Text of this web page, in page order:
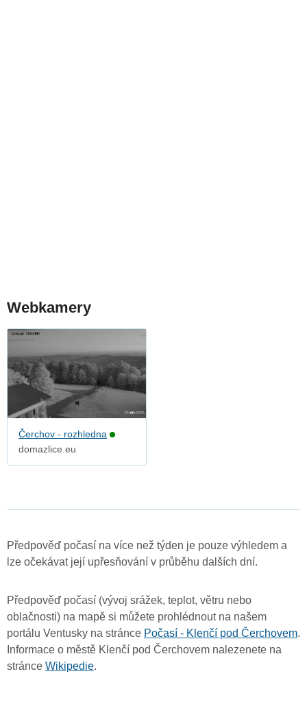
Webkamery
Čerchov - rozhledna
domazlice.eu
Předpověď počasí na více než týden je pouze výhledem a
lze očekávat její upřesňování v průběhu dalších dní.
Předpověď počasí (vývoj srážek, teplot, větru nebo
oblačnosti) na mapě si můžete prohlédnout na našem
portálu Ventusky na stránce Počasí - Klenčí pod Čerchovem.
Informace o městě Klenčí pod Čerchovem nalezenete na
stránce Wikipedie.